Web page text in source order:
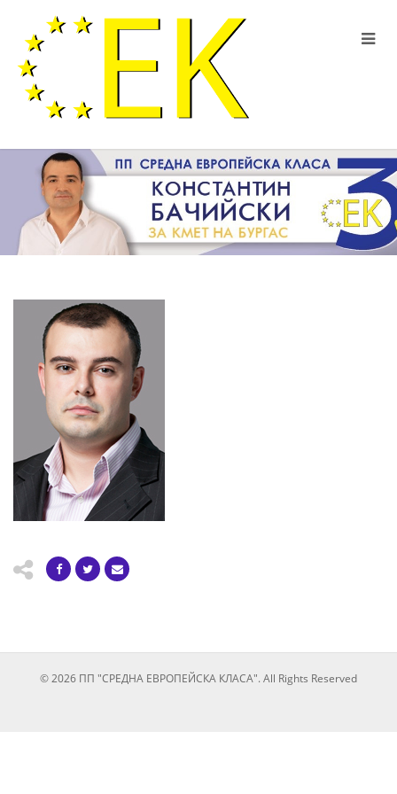
© 2026 ПП "СРЕДНА ЕВРОПЕЙСКА КЛАСА". All Rights Reserved